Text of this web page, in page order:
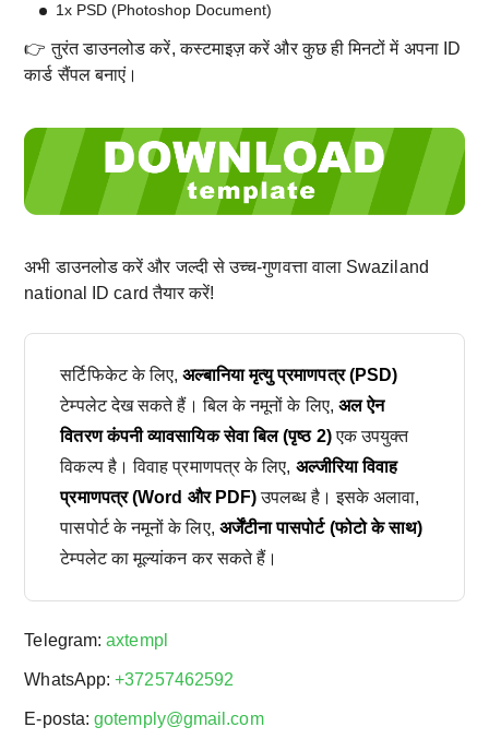
1x PSD (Photoshop Document)
👉 तुरंत डाउनलोड करें, कस्टमाइज़ करें और कुछ ही मिनटों में अपना ID
कार्ड सैंपल बनाएं।
अभी डाउनलोड करें और जल्दी से उच्च-गुणवत्ता वाला Swaziland
national ID card तैयार करें!
सर्टिफिकेट के लिए,अल्बानिया मृत्यु प्रमाणपत्र (PSD)
टेम्पलेट देख सकते हैं। बिल के नमूनों के लिए, अल ऐन
वितरण कंपनी व्यावसायिक सेवा बिल (पृष्ठ 2)एक उपयुक्त
विकल्प है। विवाह प्रमाणपत्र के लिए, अल्जीरिया विवाह
प्रमाणपत्र (Word और PDF)उपलब्ध है। इसके अलावा,
पासपोर्ट के नमूनों के लिए, अर्जेंटीना पासपोर्ट (फोटो के साथ)
टेम्पलेट का मूल्यांकन कर सकते हैं।
Telegram:axtempl
WhatsApp:+37257462592
E-posta:gotemply@gmail.com